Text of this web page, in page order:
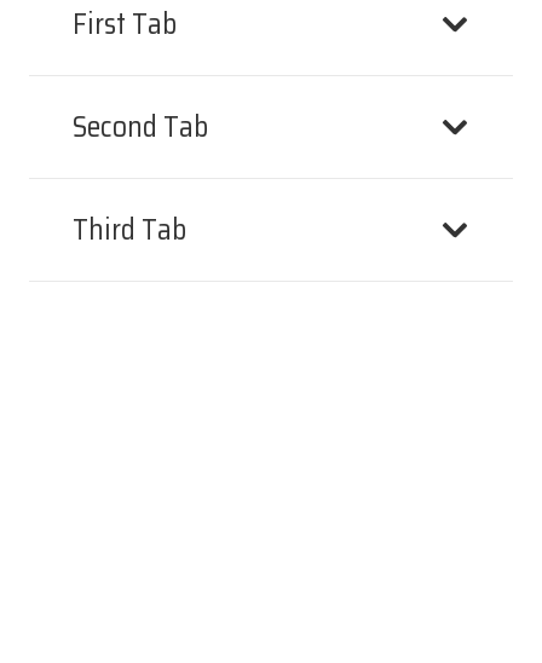
First Tab
Second Tab
Third Tab